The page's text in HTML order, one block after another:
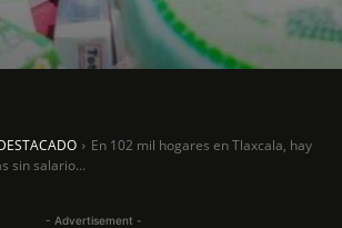
En 102 mil hogares en Tlaxcala, hay
sin salario...
- Advertisement -